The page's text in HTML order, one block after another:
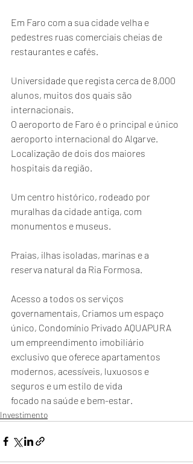
Em Faro com a sua cidade velha e
pedestres ruas comerciais cheias de
restaurantes e cafés.
Universidade que regista cerca de 8,000
alunos, muitos dos quais são
internacionais.
O aeroporto de Faro é o principal e único
aeroporto internacional do Algarve.
Localização de dois dos maiores
hospitais da região.
Um centro histórico, rodeado por
muralhas da cidade antiga, com
monumentos e museus.
Praias, ilhas isoladas, marinas e a
reserva natural da Ria Formosa.
Acesso a todos os serviços
governamentais, Criamos um espaço
único, Condomínio Privado AQUAPURA
um empreendimento imobiliário
exclusivo que oferece apartamentos
modernos, acessíveis, luxuosos e
seguros e um estilo de vida
focado na saúde e bem-estar.
Investimento